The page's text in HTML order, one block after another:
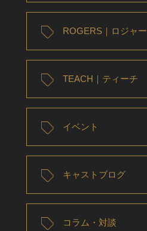
ROGERS｜ロジャー
TEACH｜ティーチ
イベント
キャストブログ
コラム・対談